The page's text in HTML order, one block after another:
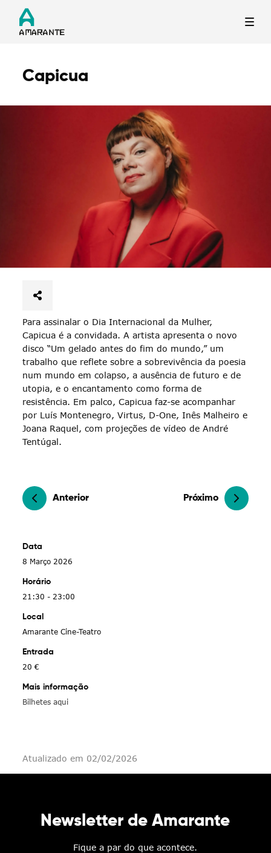
Categorias gerais
Capicua
Para assinalar o Dia Internacional da Mulher,
Capicua é a convidada. A artista apresenta o novo
disco “Um gelado antes do fim do mundo,” um
trabalho que reflete sobre a sobrevivência da poesia
num mundo em colapso, a ausência de futuro e de
utopia, e o encantamento como forma de
resistência. Em palco, Capicua faz-se acompanhar
por Luís Montenegro, Virtus, D-One, Inês Malheiro e
Joana Raquel, com projeções de vídeo de André
Tentúgal.
Anterior Próximo
Data
8 Março 2026
Horário
21:30 - 23:00
Local
Amarante Cine-Teatro
Entrada
20 €
Mais informação
Bilhetes aqui
Atualizado em 02/02/2026
Newsletter de Amarante
Fique a par do que acontece.